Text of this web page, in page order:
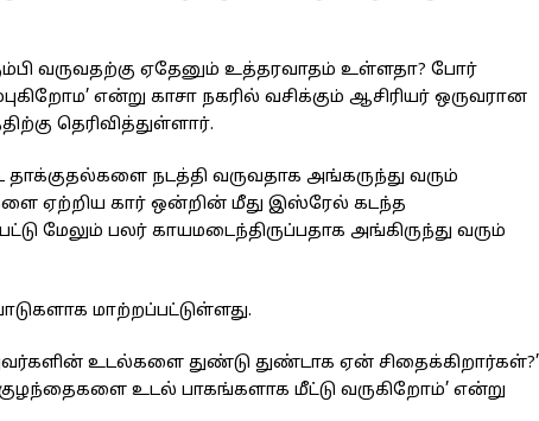
வருவதற்கு ஏதேனும் உத்தரவாதம் உள்ளதா? போர்
என்று காசா நகரில் வசிக்கும் ஆசிரியர் ஒருவரான
தெரிவித்துள்ளார்.
நடத்தி வருவதாக அங்கருந்து வரும்
ஏற்றிய கார் ஒன்றின் மீது இஸ்ரேல் கடந்த
பலர் காயமடைந்திருப்பதாக அங்கிருந்து வரும்
மாற்றப்பட்டுள்ளது.
உடல்களை துண்டு துண்டாக ஏன் சிதைக்கிறார்கள்?’
உடல் பாகங்களாக மீட்டு வருகிறோம்’ என்று